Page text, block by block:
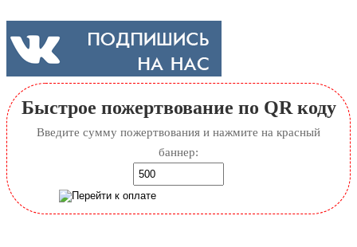
Быстрое пожертвование по QR коду
Введите сумму пожертвования и нажмите на красный
баннер: